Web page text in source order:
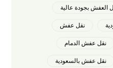
العفش بجودة عالية
نقل عفش
نقل عفش الدمام
نقل عفش بالسعودية